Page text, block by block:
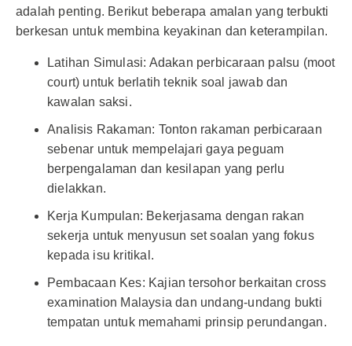
adalah penting. Berikut beberapa amalan yang terbukti
berkesan untuk membina keyakinan dan keterampilan.
Latihan Simulasi: Adakan perbicaraan palsu (moot
court) untuk berlatih teknik soal jawab dan
kawalan saksi.
Analisis Rakaman: Tonton rakaman perbicaraan
sebenar untuk mempelajari gaya peguam
berpengalaman dan kesilapan yang perlu
dielakkan.
Kerja Kumpulan: Bekerjasama dengan rakan
sekerja untuk menyusun set soalan yang fokus
kepada isu kritikal.
Pembacaan Kes: Kajian tersohor berkaitan cross
examination Malaysia dan undang-undang bukti
tempatan untuk memahami prinsip perundangan.